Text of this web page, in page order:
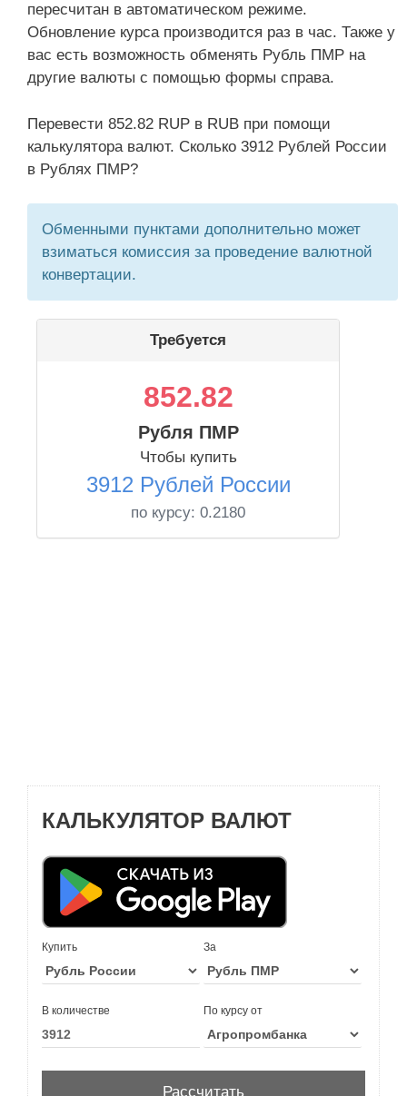
пересчитан в автоматическом режиме.
Обновление курса производится раз в час. Также у
вас есть возможность обменять Рубль ПМР на
другие валюты с помощью формы справа.
Перевести 852.82 RUP в RUB при помощи
калькулятора валют. Сколько 3912 Рублей России
в Рублях ПМР?
Обменными пунктами дополнительно может
взиматься комиссия за проведение валютной
конвертации.
Требуется
852.82
Рубля ПМР
Чтобы купить
3912 Рублей России
по курсу: 0.2180
КАЛЬКУЛЯТОР ВАЛЮТ
Купить За
В количестве По курсу от